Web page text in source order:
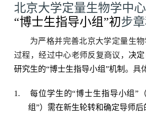
北京大学定量生物学中
“博士生指导小组”初步
为严格并完善北京大学定量生
过程，经过中心老师反复商议， 决定
研究生的“博士生指导小组”机制。具
1. 每位学生的“博士生指导小组”
组”）需在新生轮转和确定导师后